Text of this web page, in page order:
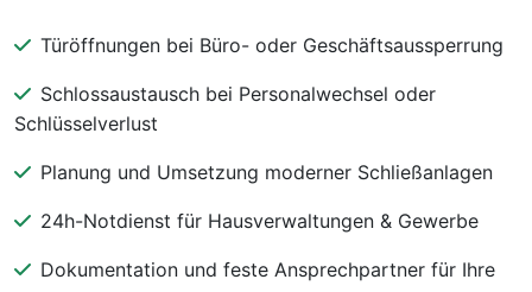
Türöffnungen bei Büro- oder Geschäftsaussperrung
Schlossaustausch bei Personalwechsel oder
Schlüsselverlust
Planung und Umsetzung moderner Schließanlagen
24h-Notdienst für Hausverwaltungen & Gewerbe
Dokumentation und feste Ansprechpartner für Ihre